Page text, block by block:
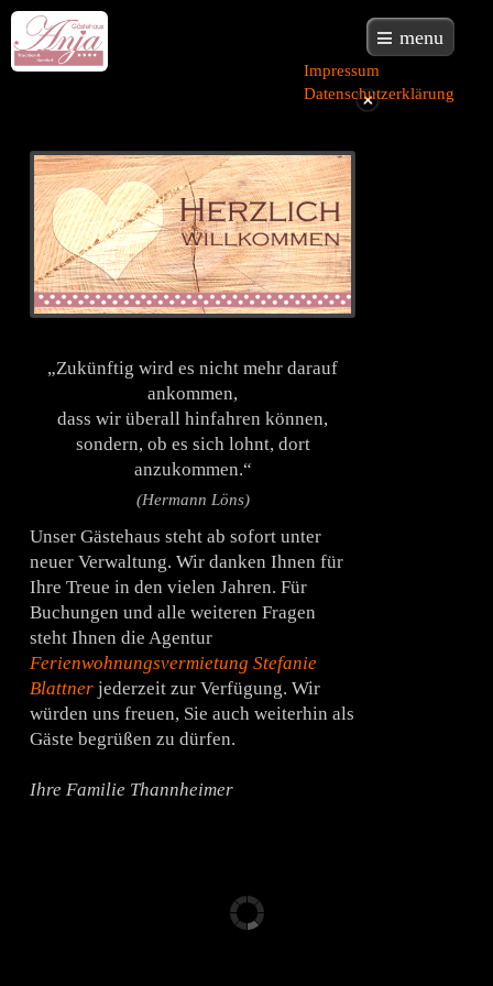
menu
Impressum
Datenschutzerklärung
„Zukünftig wird es nicht mehr darauf
ankommen,
dass wir überall hinfahren können,
sondern, ob es sich lohnt, dort
anzukommen.“
(Hermann Löns)
Unser Gästehaus steht ab sofort unter
neuer Verwaltung. Wir danken Ihnen für
Ihre Treue in den vielen Jahren. Für
Buchungen und alle weiteren Fragen
steht Ihnen die Agentur
Ferienwohnungsvermietung Stefanie
Blattner jederzeit zur Verfügung. Wir
würden uns freuen, Sie auch weiterhin als
Gäste begrüßen zu dürfen.
Ihre Familie Thannheimer